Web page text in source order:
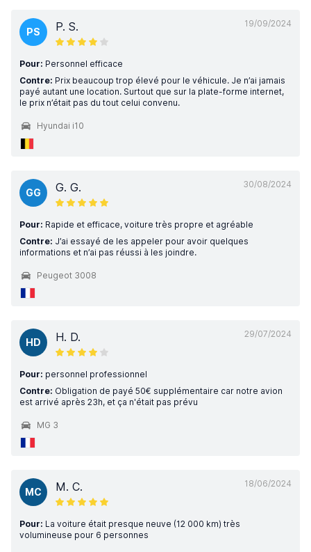
19/09/2024
PS P. S.
Pour: Personnel efficace
Contre: Prix beaucoup trop élevé pour le véhicule. Je n’ai jamais
payé autant une location. Surtout que sur la plate-forme internet,
le prix n’était pas du tout celui convenu.
Hyundai i10
30/08/2024
GG G. G.
Pour: Rapide et efficace, voiture très propre et agréable
Contre: J’ai essayé de les appeler pour avoir quelques
informations et n’ai pas réussi à les joindre.
Peugeot 3008
29/07/2024
HD H. D.
Pour: personnel professionnel
Contre: Obligation de payé 50€ supplémentaire car notre avion
est arrivé après 23h, et ça n'était pas prévu
MG 3
18/06/2024
MC M. C.
Pour: La voiture était presque neuve (12 000 km) très
volumineuse pour 6 personnes